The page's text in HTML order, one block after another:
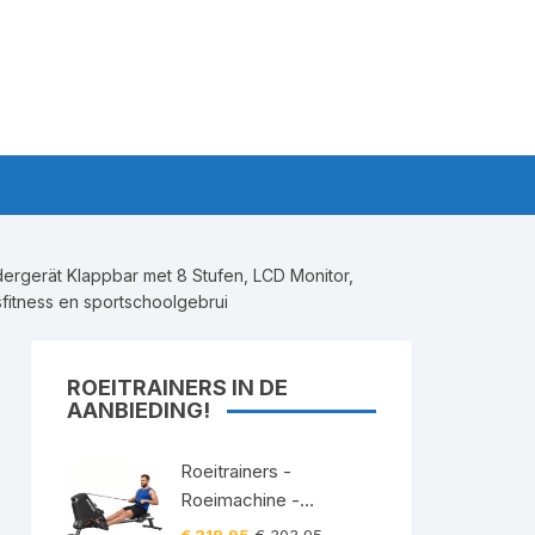
Klappbar met 8 Stufen, LCD Monitor,
en sportschoolgebrui
ROEITRAINERS IN DE
AANBIEDING!
Roeitrainers -
Roeimachine -
Roeiapparaat -